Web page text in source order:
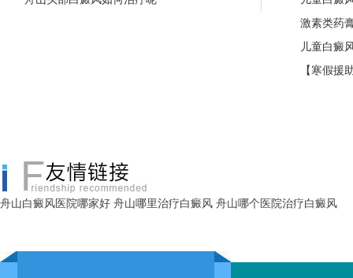
激素类药
儿童白癜
【寒假援
舟山白癜风医院哪家好 舟山哪里治疗白癜风 舟山哪个医院治疗白癜风